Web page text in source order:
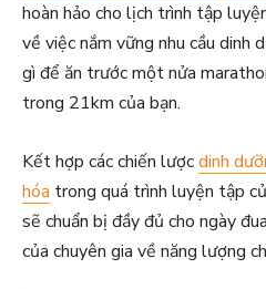
hoàn hảo cho lịch trình tập
về việc nắm vững nhu cầu dinh
gì để ăn trước một nửa
trong 21km của bạn.
Kết hợp các chiến lượcdinh
hóa trong quá trình luyện tập
sẽ chuẩn bị đầy đủ cho ngày
của chuyên gia về năng lượng